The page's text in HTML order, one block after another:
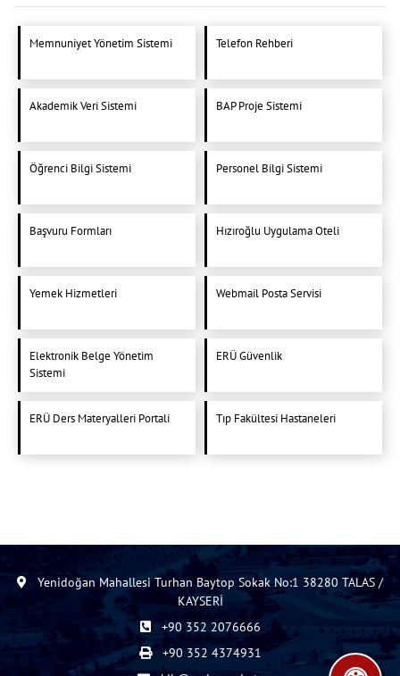
Memnuniyet Yönetim Sistemi Telefon Rehberi
Akademik Veri Sistemi BAP Proje Sistemi
Öğrenci Bilgi Sistemi Personel Bilgi Sistemi
Başvuru Formları Hızıroğlu Uygulama Oteli
Yemek Hizmetleri Webmail Posta Servisi
Elektronik Belge Yönetim
Sistemi
ERÜ Güvenlik
ERÜ Ders Materyalleri Portali Tıp Fakültesi Hastaneleri
Yenidoğan Mahallesi Turhan Baytop Sokak No:1 38280 TALAS /
KAYSERİ
+90 352 2076666
+90 352 4374931